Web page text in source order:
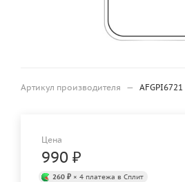
Артикул производителя — AFGPI6721
Цена
990 ₽
260 ₽ × 4 платежа в Сплит